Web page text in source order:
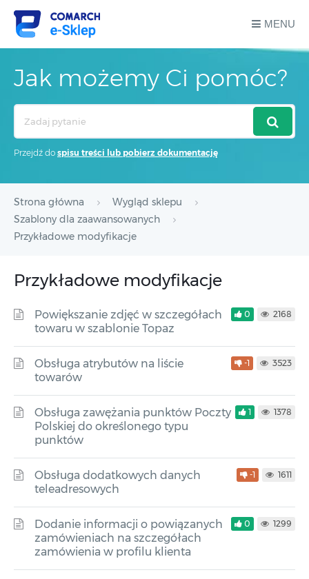
MENU
Jak możemy Ci pomóc?
Przejdź do spisu treści lub pobierz dokumentację
Strona główna
Wygląd sklepu
Szablony dla zaawansowanych
Przykładowe modyfikacje
Przykładowe modyfikacje
Powiększanie zdjęć w szczegółach
towaru w szablonie Topaz
0 2168
Obsługa atrybutów na liście
towarów
-1 3523
Obsługa zawężania punktów Poczty
Polskiej do określonego typu
punktów
1 1378
Obsługa dodatkowych danych
teleadresowych
-1 1611
Dodanie informacji o powiązanych
zamówieniach na szczegółach
zamówienia w profilu klienta
0 1299